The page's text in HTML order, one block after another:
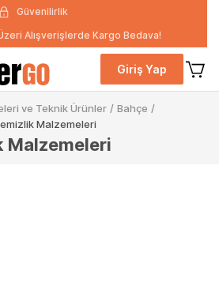
Güvenilirlik
Alışverişlerde Kargo Bedava!
Giriş Yap
ve Teknik Ürünler / Bahçe /
Malzemeleri
Malzemeleri